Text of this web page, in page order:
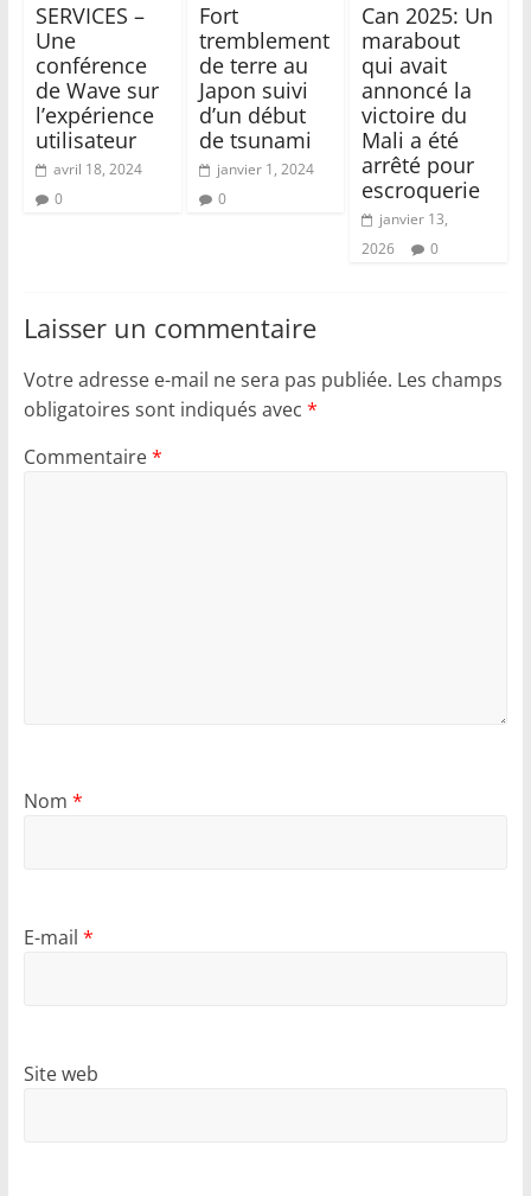
SERVICES –
Une
conférence
de Wave sur
l’expérience
utilisateur
avril 18, 2024
0
Fort
tremblement
de terre au
Japon suivi
d’un début
de tsunami
janvier 1, 2024
0
Can 2025: Un
marabout
qui avait
annoncé la
victoire du
Mali a été
arrêté pour
escroquerie
janvier 13,
2026
0
Laisser un commentaire
Votre adresse e-mail ne sera pas publiée. Les champs
obligatoires sont indiqués avec *
Commentaire*
Nom *
E-mail *
Site web